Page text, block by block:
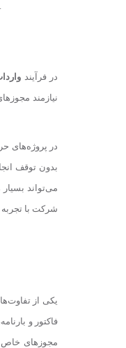
جلوگیری شود.
در فرآیند
نیازمند
در پروژه‌های
شرکت با تجربه
یکی از
فاکتور و
مجوزهای خاص